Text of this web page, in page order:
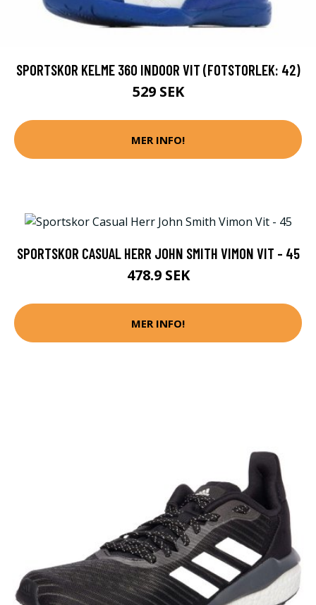
SPORTSKOR KELME 360 INDOOR VIT (FOTSTORLEK: 42)
529 SEK
MER INFO!
SPORTSKOR CASUAL HERR JOHN SMITH VIMON VIT - 45
478.9 SEK
MER INFO!